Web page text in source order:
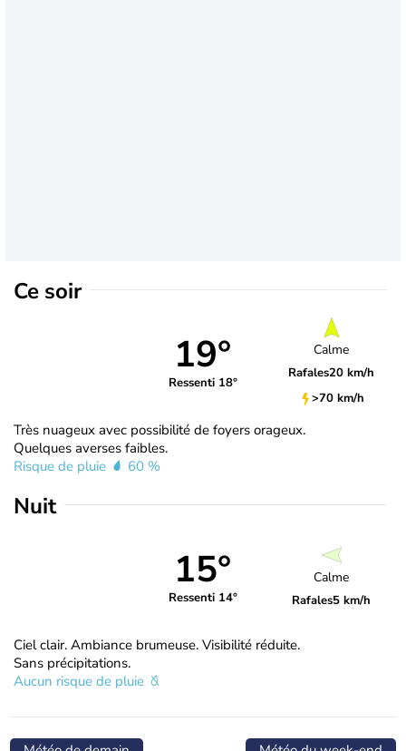
Ce soir
19°
Ressenti 18°
Calme
Rafales20 km/h
>70 km/h
Très nuageux avec possibilité de foyers orageux.
Quelques averses faibles.
Risque de pluie
60 %
Nuit
15°
Ressenti 14°
Calme
Rafales5 km/h
Ciel clair. Ambiance brumeuse. Visibilité réduite.
Sans précipitations.
Aucun risque de pluie